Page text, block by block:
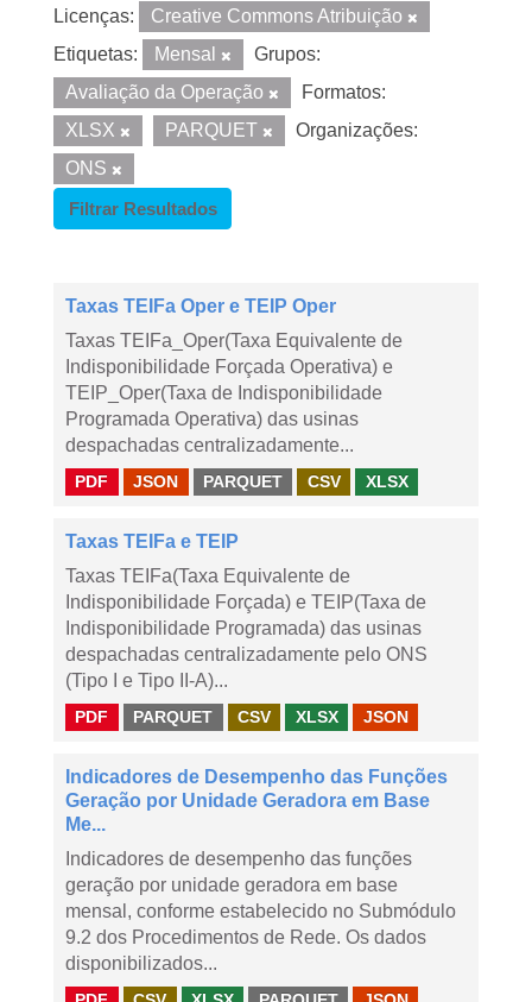
Licenças:
Creative Commons Atribuição
Etiquetas:
Mensal
Grupos:
Avaliação da Operação
Formatos:
XLSX
PARQUET
Organizações:
ONS
Filtrar Resultados
Taxas TEIFa Oper e TEIP Oper
Taxas TEIFa_Oper(Taxa Equivalente de
Indisponibilidade Forçada Operativa) e
TEIP_Oper(Taxa de Indisponibilidade
Programada Operativa) das usinas
despachadas centralizadamente...
PDF JSON PARQUET CSV XLSX
Taxas TEIFa e TEIP
Taxas TEIFa(Taxa Equivalente de
Indisponibilidade Forçada) e TEIP(Taxa de
Indisponibilidade Programada) das usinas
despachadas centralizadamente pelo ONS
(Tipo I e Tipo II-A)...
PDF PARQUET CSV XLSX JSON
Indicadores de Desempenho das Funções
Geração por Unidade Geradora em Base
Me...
Indicadores de desempenho das funções
geração por unidade geradora em base
mensal, conforme estabelecido no Submódulo
9.2 dos Procedimentos de Rede. Os dados
disponibilizados...